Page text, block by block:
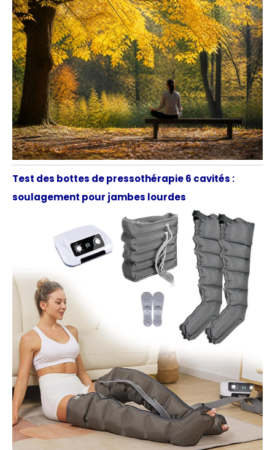
Test des bottes de pressothérapie 6 cavités :
soulagement pour jambes lourdes